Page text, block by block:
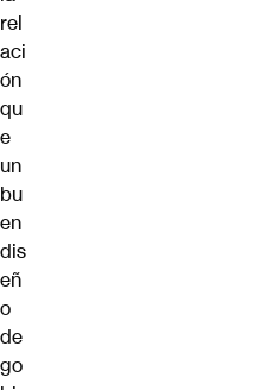
rel
aci
ón
qu
e
un
bu
en
dis
eñ
o
de
go